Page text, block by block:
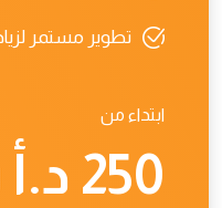
تطوير مستمر
ابتداء من
250 د.أ شهرياً